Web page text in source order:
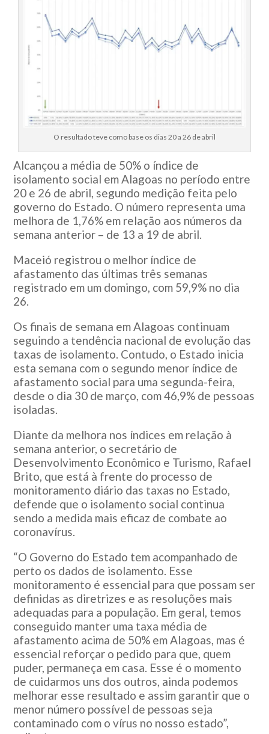
O resultado teve como base os dias 20 a 26 de abril
Alcançou a média de 50% o índice de
isolamento social em Alagoas no período entre
20 e 26 de abril, segundo medição feita pelo
governo do Estado. O número representa uma
melhora de 1,76% em relação aos números da
semana anterior – de 13 a 19 de abril.
Maceió registrou o melhor índice de
afastamento das últimas três semanas
registrado em um domingo, com 59,9% no dia
26.
Os finais de semana em Alagoas continuam
seguindo a tendência nacional de evolução das
taxas de isolamento. Contudo, o Estado inicia
esta semana com o segundo menor índice de
afastamento social para uma segunda-feira,
desde o dia 30 de março, com 46,9% de pessoas
isoladas.
Diante da melhora nos índices em relação à
semana anterior, o secretário de
Desenvolvimento Econômico e Turismo, Rafael
Brito, que está à frente do processo de
monitoramento diário das taxas no Estado,
defende que o isolamento social continua
sendo a medida mais eficaz de combate ao
coronavírus.
“O Governo do Estado tem acompanhado de
perto os dados de isolamento. Esse
monitoramento é essencial para que possam ser
definidas as diretrizes e as resoluções mais
adequadas para a população. Em geral, temos
conseguido manter uma taxa média de
afastamento acima de 50% em Alagoas, mas é
essencial reforçar o pedido para que, quem
puder, permaneça em casa. Esse é o momento
de cuidarmos uns dos outros, ainda podemos
melhorar esse resultado e assim garantir que o
menor número possível de pessoas seja
contaminado com o vírus no nosso estado”,